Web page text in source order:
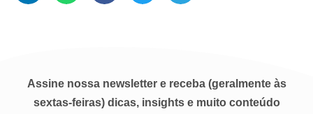
Assine nossa newsletter e receba (geralmente às
sextas-feiras) dicas, insights e muito conteúdo